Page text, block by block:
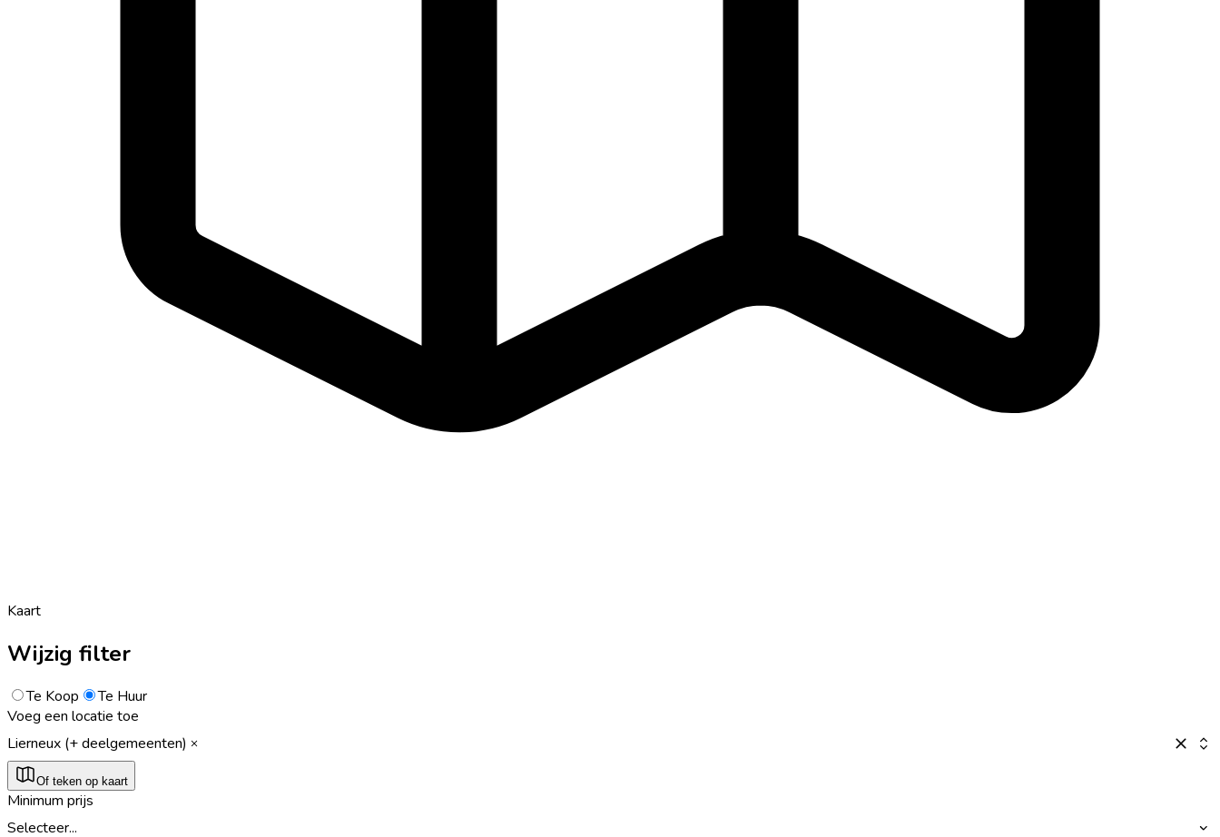
Kaart
Wijzig filter
Te Koop
Te Huur
Voeg een locatie toe
Lierneux (+ deelgemeenten)
Of teken op kaart
Minimum prijs
Selecteer...